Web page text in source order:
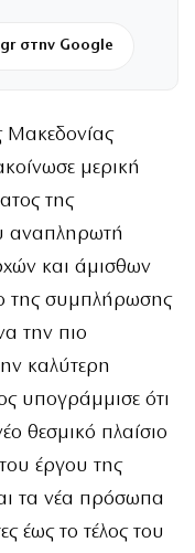
στην Google
Μακεδονίας
μερική
της
αναπληρωτή
και άμισθων
της συμπλήρωσης
την πιο
καλύτερη
υπογράμμισε ότι
θεσμικό πλαίσιο
έργου της
τα νέα πρόσωπα
έως το τέλος του